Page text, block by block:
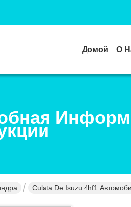
Домой О
Culata De Isuzu 4hf1